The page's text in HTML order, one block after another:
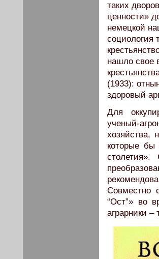
таких
ценности»
немецкой
социология
нашло свое
(1933):
здоровый
Для
ученый-
хозяйства,
которые бы
Совместно
“Ост”» во
аграрники –